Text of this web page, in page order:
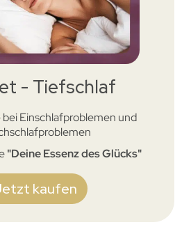
- Tiefschlaf
Einschlafproblemen und
"Deine Essenz des Glücks"
kaufen